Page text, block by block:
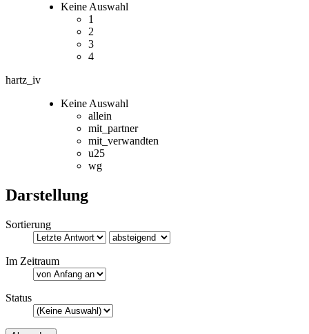
Keine Auswahl
1
2
3
4
hartz_iv
Keine Auswahl
allein
mit_partner
mit_verwandten
u25
wg
Darstellung
Sortierung
Im Zeitraum
Status